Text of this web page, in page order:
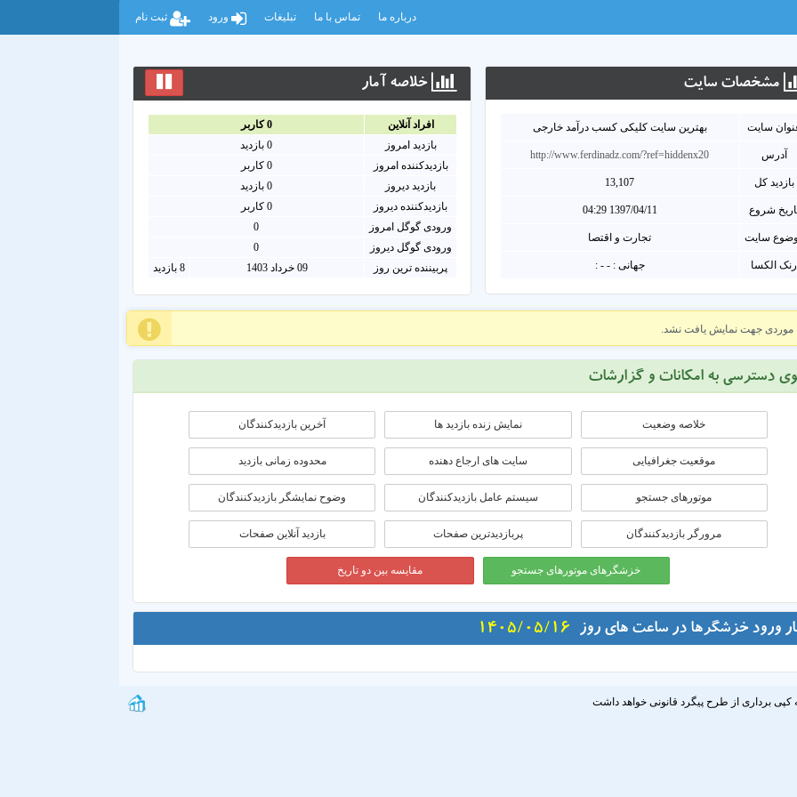
درباره ما تماس با ما تبلیغات ورود ثبت نام
مشخصات سايت
سايت بهترین سایت کلیکی کسب درآمد خارجی
آدرس http://www.ferdinadz.com/?ref=hiddenx20
بازدید کل 13,107
شروع 1397/04/11 04:29
سایت تجارت و اقتصا
رنک الکسا جهانی : - - :
خلاصه آمار
افراد آنلاين 0کاربر
بازدید امروز
0بازدید
بازدیدکننده امروز
0 کاربر
بازدید دیروز
0 بازدید
بازدیدکننده دیروز
0 کاربر
ورودی گوگل امروز
0
ورودی گوگل دیروز
0
پربیننده ترین روز
09 خرداد 1403 8 بازدید
موردی جهت نمایش یافت نشد.
دسترسی به امکانات و گزارشات
خلاصه وضعیت نمایش زنده بازدید ها آخرین بازدیدکنندگان
موقعيت جغرافيايی سایت های ارجاع دهنده محدوده زمانی بازديد
موتورهای جستجو سیستم عامل بازدیدکنندگان وضوح نمایشگر بازدیدکنندگان
مرورگر بازدیدکنندگان پربازدیدترین صفحات بازدید آنلاین صفحات
خزشگرهای موتورهای جستجو مقایسه بین دو تاریخ
ورود خزشگرها در ساعت های روز 1405/05/16
برداری از طرح پیگرد قانونی خواهد داشت